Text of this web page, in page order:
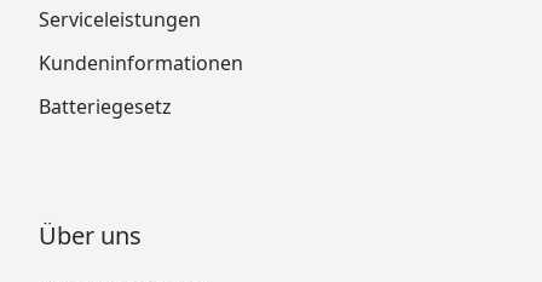
Serviceleistungen
Kundeninformationen
Batteriegesetz
Über uns